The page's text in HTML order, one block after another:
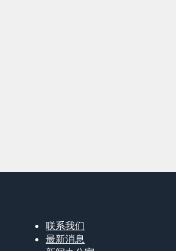
联系我们
最新消息